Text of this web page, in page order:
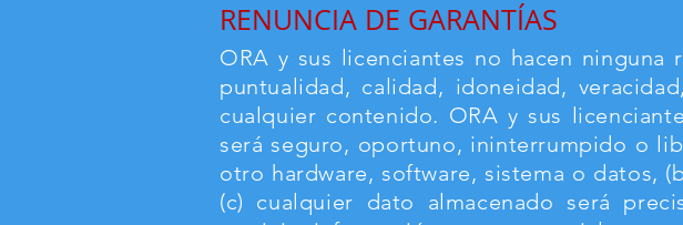
RENUNCIA DE GARANTÍAS
ORA y sus licenciantes no hacen
puntualidad, calidad, idoneidad,
cualquier contenido. ORA y sus
será seguro, oportuno, ininterrumpido o
otro hardware, software, sistema o datos,
(c) cualquier dato almacenado será